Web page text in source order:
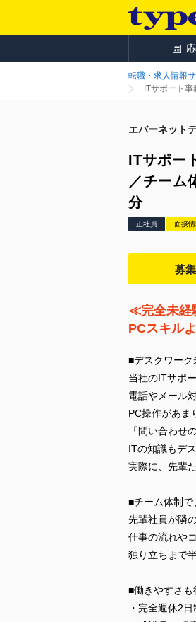
転職・求人情報
ITサポート
エバーネット
ITサポー
／チーム
分
正社員 面接
募
≪完全未経
PCスキル
■デスクワーク
当社のITサポ
電話やメール
PC操作があま
「問い合わせ
ITの知識もデ
実際に、先輩
■チーム体制で
先輩社員が隣
仕事の流れや
独り立ちまで
■働きやすさ
・完全週休2日